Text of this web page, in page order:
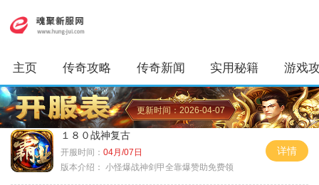
主页 传奇攻略 传奇新闻 实用秘籍 游戏
更新时间：2026-04-07
１８０战神复古
开服时间： 04月/07日
版本介绍： 小怪爆战神剑甲全靠爆赞助免费领
详情